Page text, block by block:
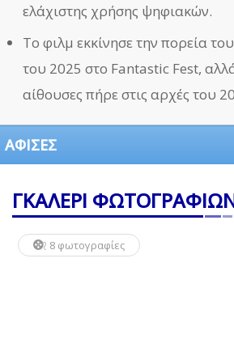
ελάχιστης χρήσης ψηφιακών.
Το φιλμ εκκίνησε την πορεία
του 2025 στο Fantastic Fest,
αίθουσες πήρε στις αρχές του
ΑΦΙΣΕΣ
ΓΚΑΛΕΡΙ
8 φωτογραφίες